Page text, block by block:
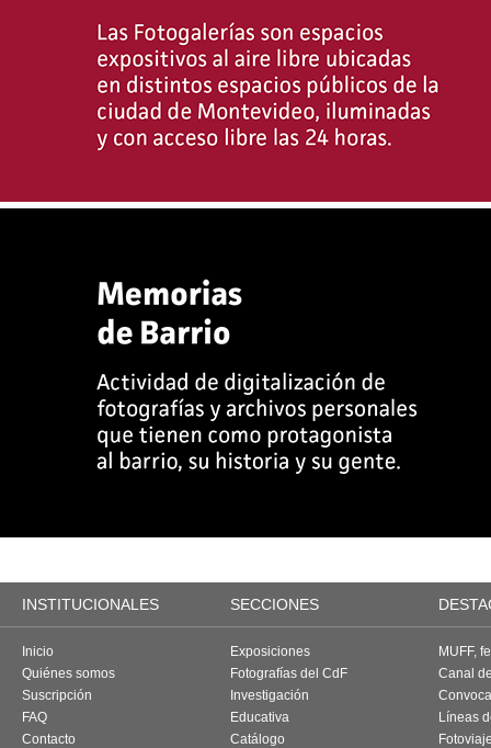
INSTITUCIONALES SECCIONES
Inicio
Quiénes somos
Suscripción
FAQ
Contacto
Exposiciones
Fotografías del CdF
Investigación
Educativa
Catálogo
MUFF,
Canal
Líneas